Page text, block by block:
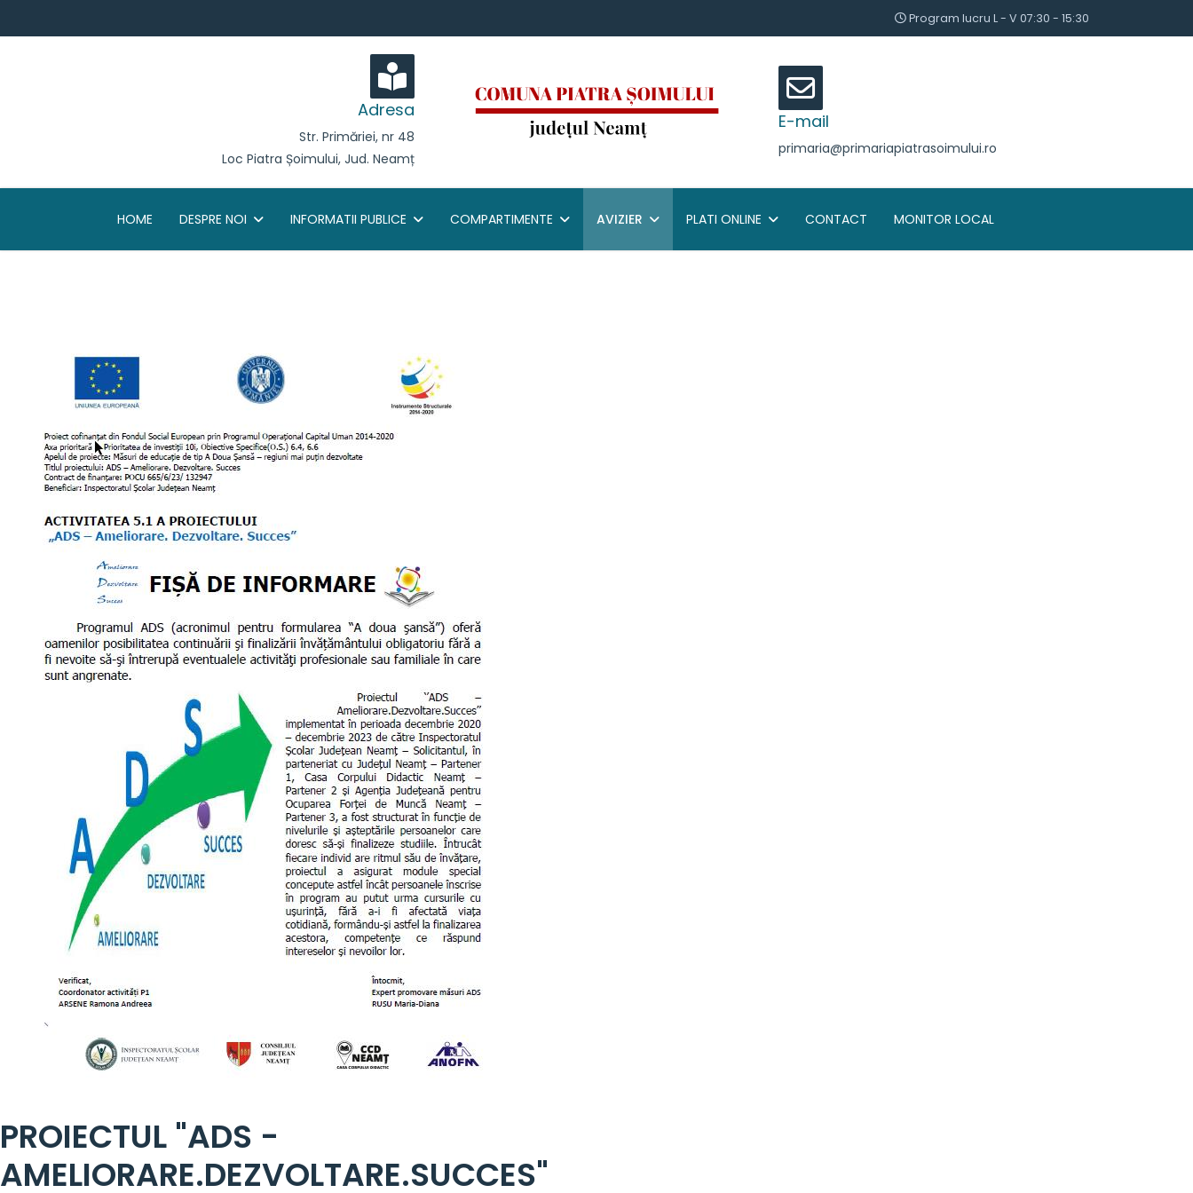
Program lucru L - V 07:30 - 15:30
Adresa
Str. Primăriei, nr 48
Loc Piatra Șoimului, Jud. Neamț
E-mail
primaria@primariapiatrasoimului.ro
HOME DESPRE NOI INFORMATII PUBLICE COMPARTIMENTE AVIZIER PLATI ONLINE CONTACT MONITOR LOCAL
PROIECTUL "ADS -
AMELIORARE.DEZVOLTARE.SUCCES"